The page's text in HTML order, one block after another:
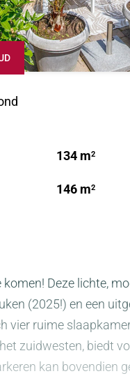
134 m2
146 m2
Deze lichte,
(2025!) en een
vier ruime
zuidwesten, biedt
kan bovendien